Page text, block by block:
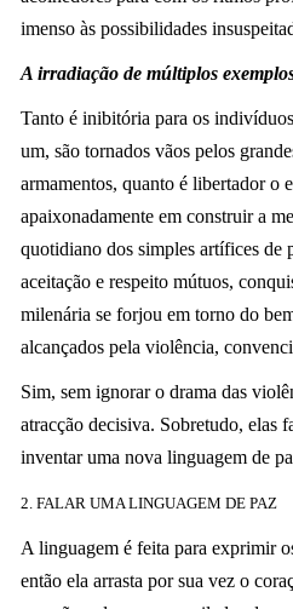
imenso às possibilidades
A irradiação de múltiplos
Tanto é inibitória para os
um, são tornados vãos pelos
armamentos, quanto é libertador o
apaixonadamente em construir a
quotidiano dos simples artífices de
aceitação e respeito mútuos,
milenária se forjou em torno do
alcançados pela violência,
Sim, sem ignorar o drama das
atracção decisiva. Sobretudo, elas
inventar uma nova linguagem de
2. FALAR UMA LINGUAGEM DE PAZ
A linguagem é feita para exprimir
então ela arrasta por sua vez o